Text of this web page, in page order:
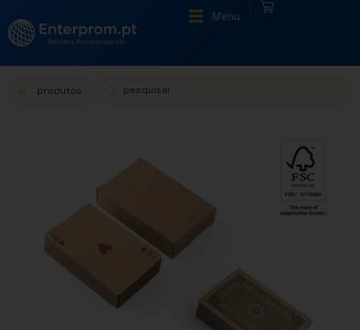
Menu
produtos